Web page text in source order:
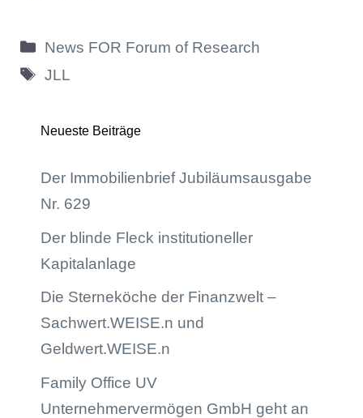
Kategorien
News FOR Forum of Research
Schlagwörter
JLL
Neueste Beiträge
Der Immobilienbrief Jubiläumsausgabe
Nr. 629
Der blinde Fleck institutioneller
Kapitalanlage
Die Sterneköche der Finanzwelt –
Sachwert.WEISE.n und
Geldwert.WEISE.n
Family Office UV
Unternehmervermögen GmbH geht an